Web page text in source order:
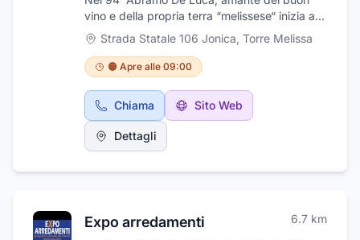
aiuteranno a realizzare idee e progetti unici
nel loro stile.
vino e della propria terra “melissese“ inizia a
produrre vino con le uve delle proprie tenute,
ricche di vitigni autoctoni tra i quali il
“gaglioppo” ed il “greco Bianco”. Le Cantine
De Luca a Melissa (KR) sono oggi guidate da
Vincenzo De Luca, giovane brillante alla guida
di un prestigioso progetto, volto alla
trasformazione della passione familiare in un
ambizioso programma imprenditoriale. Oggi
riferimento enologico della regione Calabria.
Strada Statale 106 Jonica, Torre Melissa
🟠 Apre alle 09:00
Chiama Sito Web
Dettagli
Expo arredamenti 6.7 km